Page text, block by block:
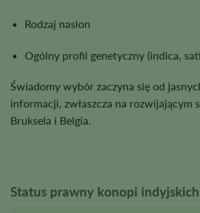
Rodzaj nasion
Ogólny profil genetyczny (indica,
Świadomy wybór zaczyna się od
informacji, zwłaszcza na rozwijającym
Bruksela i Belgia.
Status prawny konopi